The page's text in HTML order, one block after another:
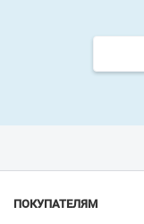
ПОКУПАТЕЛЯМ